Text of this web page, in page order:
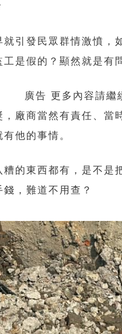
引發民眾群情激憤
是假的？顯然就是有
廣告 更多內容請繼
廠商當然有責任、
他的事情。
的東西都有，是不
，難道不用查？